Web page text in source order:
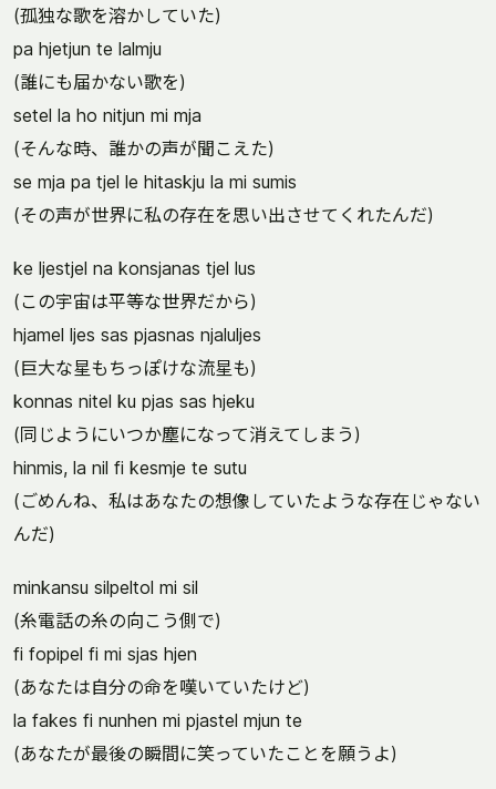
(孤独な歌を溶かしていた)
pa hjetjun te lalmju
(誰にも届かない歌を)
setel la ho nitjun mi mja
(そんな時、誰かの声が聞こえた)
se mja pa tjel le hitaskju la mi sumis
(その声が世界に私の存在を思い出させてくれたんだ)
ke ljestjel na konsjanas tjel lus
(この宇宙は平等な世界だから)
hjamel ljes sas pjasnas njaluljes
(巨大な星もちっぽけな流星も)
konnas nitel ku pjas sas hjeku
(同じようにいつか塵になって消えてしまう)
hinmis, la nil fi kesmje te sutu
(ごめんね、私はあなたの想像していたような存在じゃない
んだ)
minkansu silpeltol mi sil
(糸電話の糸の向こう側で)
fi fopipel fi mi sjas hjen
(あなたは自分の命を嘆いていたけど)
la fakes fi nunhen mi pjastel mjun te
(あなたが最後の瞬間に笑っていたことを願うよ)